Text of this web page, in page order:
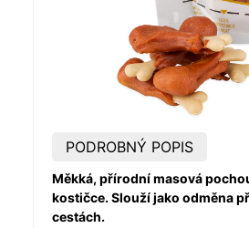
PODROBNÝ POPIS
Měkká, přírodní masová
kostičce. Slouží jako odměna
cestách.